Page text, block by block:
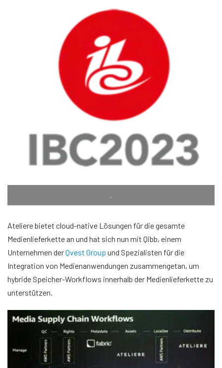
.
Ateliere bietet cloud-native Lösungen für die gesamte
Medienlieferkette an und hat sich nun mit Qibb, einem
Unternehmen derQvest Group und Spezialisten für die
Integration von Medienanwendungen zusammengetan, um
hybride Speicher-Workflows innerhalb der Medienlieferkette zu
unterstützen.